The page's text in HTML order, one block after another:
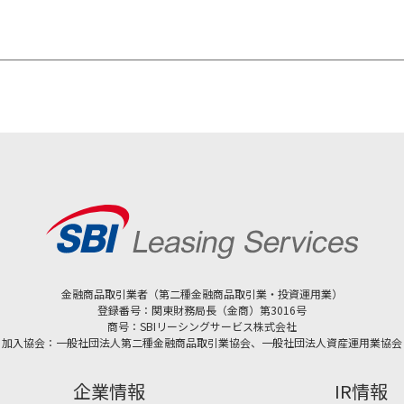
金融商品取引業者（第二種金融商品取引業・投資運用業）
登録番号：関東財務局長（金商）第3016号
商号：SBIリーシングサービス株式会社
加入協会：一般社団法人第二種金融商品取引業協会、一般社団法人資産運用業協会
企業情報 IR情報